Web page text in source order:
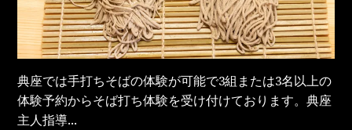
典座では手打ちそばの体験が可能で3組または3名以上の
体験予約からそば打ち体験を受け付けております。典座
主人指導…